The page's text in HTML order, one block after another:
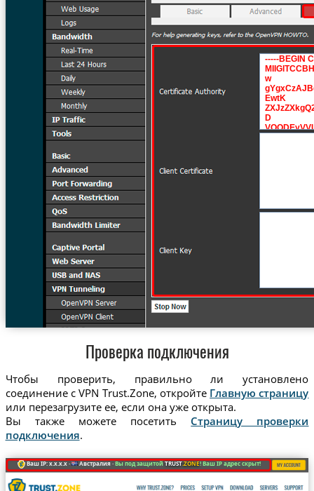
Проверка подключения
Чтобы проверить, правильно ли установлено
соединение с VPN Trust.Zone, откройте Главную страницу
или перезагрузите ее, если она уже открыта.
Вы также можете посетить Страницу проверки
подключения.
Ваш IP: x.x.x.x · Австралия ·Вы под защитойTRUST.ZONE! Ваш IP адрес скрыт!